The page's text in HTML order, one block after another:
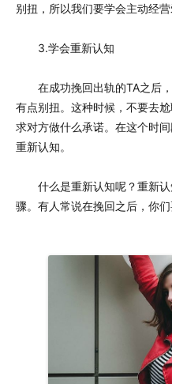
别扭，所以我们要学会主动经营
3.学会重新认知
在成功挽回出轨的TA之后，
有点别扭。这种时候，不要去
求对方做什么承诺。在这个时
重新认知。
什么是重新认知呢？重新认
骤。有人常说在挽回之后，你们